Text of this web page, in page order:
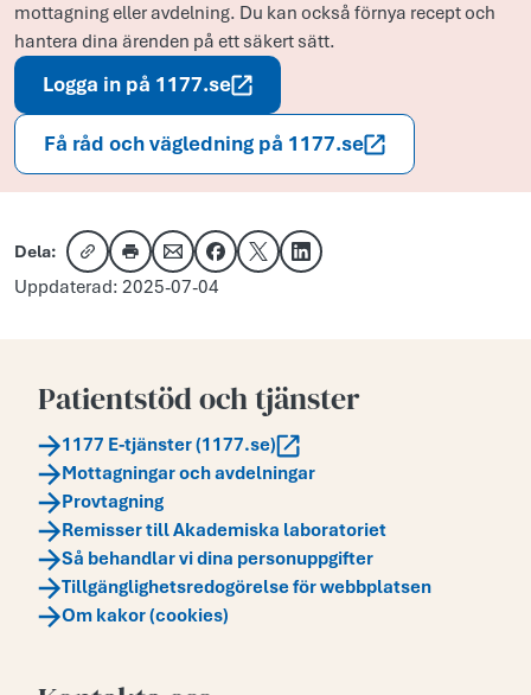
mottagning eller avdelning. Du kan också förnya recept och
hantera dina ärenden på ett säkert sätt.
Logga in på 1177.se
Få råd och vägledning på 1177.se
Dela:
Kopiera länk
Skriv utDela via e-post
Dela på Facebook
Dela på XDela på LinkedIn
Uppdaterad: 2025-07-04
Patientstöd och tjänster
1177 E-tjänster (1177.se)
Mottagningar och avdelningar
Provtagning
Remisser till Akademiska laboratoriet
Så behandlar vi dina personuppgifter
Tillgänglighetsredogörelse för webbplatsen
Om kakor (cookies)